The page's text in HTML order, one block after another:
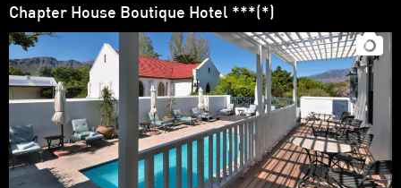
Chapter House Boutique Hotel ***(*)